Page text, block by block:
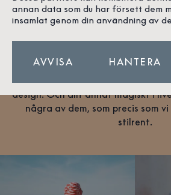
VÄNNER SOM
PASSION
Vi älskar att lära känna nya
vår passion för havet, kusten,
design. Och allt annat magiskt i
några av dem, som precis som
stilrent.
annan data som du har försett dem
insamlat genom din användning av
AVVISA HANTERA